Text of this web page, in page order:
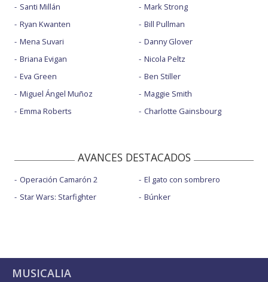
Santi Millán
Ryan Kwanten
Mena Suvari
Briana Evigan
Eva Green
Miguel Ángel Muñoz
Emma Roberts
Mark Strong
Bill Pullman
Danny Glover
Nicola Peltz
Ben Stiller
Maggie Smith
Charlotte Gainsbourg
AVANCES DESTACADOS
Operación Camarón 2
Star Wars: Starfighter
El gato con sombrero
Búnker
MUSICALIA